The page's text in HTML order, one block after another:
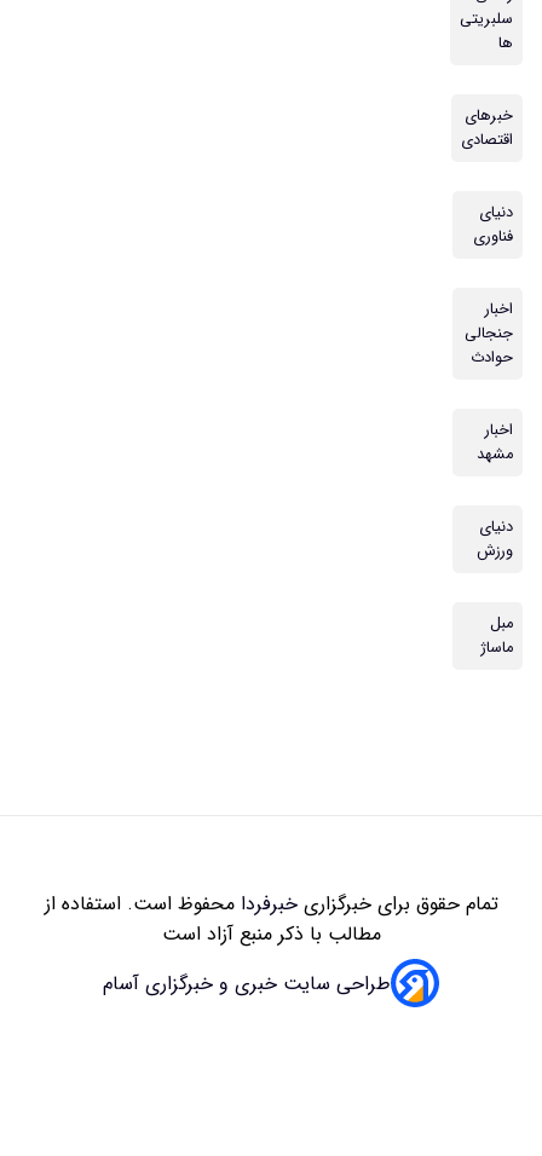
خبرفردامحفوظ است. استفاده از
با ذکر منبع آزاد است
خبری و خبرگزاری آسام